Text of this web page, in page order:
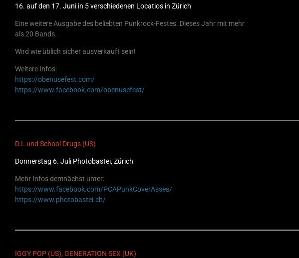
16. auf den 17. Juni in 5 verschiedenen Locatios in Zürich
Eine weitere Ausgabe des beliebten Punkrock-Festes. Dieses Jahr mit mehr
als 20 Bands.
Wird wie üblich sicher ausverkauft sein!
Weitere Infos:
https://obenusefest.com/
https://www.facebook.com/obenusefest/
D.I. und School Drugs (US)
Donnerstag 6. Juli Photobastei, Zürich
Mehr Infos demnächst unter:
https://www.facebook.com/PCAPunkCoverAsses/
https://www.photobastei.ch/
IGGY POP (US), GENERATION SEX (UK)